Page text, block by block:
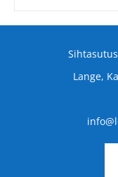
Lange,